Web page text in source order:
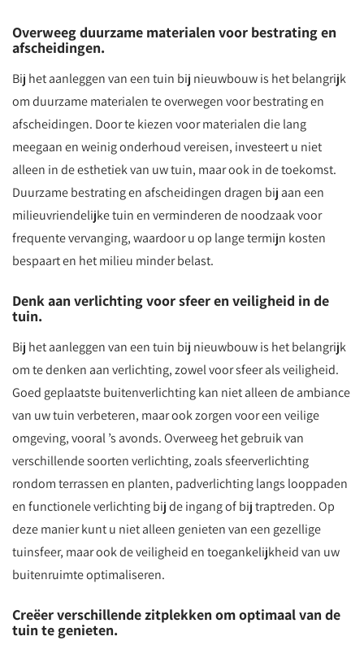
Overweeg duurzame materialen voor bestrating en
afscheidingen.
Bij het aanleggen van een tuin bij nieuwbouw is het belangrijk
om duurzame materialen te overwegen voor bestrating en
afscheidingen. Door te kiezen voor materialen die lang
meegaan en weinig onderhoud vereisen, investeert u niet
alleen in de esthetiek van uw tuin, maar ook in de toekomst.
Duurzame bestrating en afscheidingen dragen bij aan een
milieuvriendelijke tuin en verminderen de noodzaak voor
frequente vervanging, waardoor u op lange termijn kosten
bespaart en het milieu minder belast.
Denk aan verlichting voor sfeer en veiligheid in de
tuin.
Bij het aanleggen van een tuin bij nieuwbouw is het belangrijk
om te denken aan verlichting, zowel voor sfeer als veiligheid.
Goed geplaatste buitenverlichting kan niet alleen de ambiance
van uw tuin verbeteren, maar ook zorgen voor een veilige
omgeving, vooral ’s avonds. Overweeg het gebruik van
verschillende soorten verlichting, zoals sfeerverlichting
rondom terrassen en planten, padverlichting langs looppaden
en functionele verlichting bij de ingang of bij traptreden. Op
deze manier kunt u niet alleen genieten van een gezellige
tuinsfeer, maar ook de veiligheid en toegankelijkheid van uw
buitenruimte optimaliseren.
Creëer verschillende zitplekken om optimaal van de
tuin te genieten.